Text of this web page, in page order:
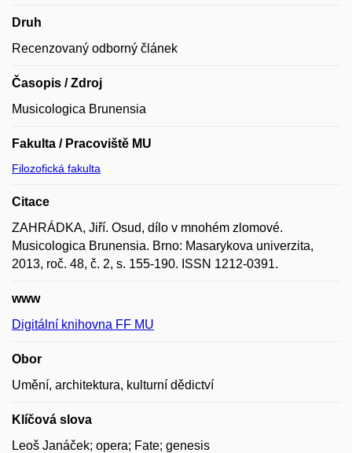
Druh
Recenzovaný odborný článek
Časopis / Zdroj
Musicologica Brunensia
Fakulta / Pracoviště MU
Filozofická fakulta
Citace
ZAHRÁDKA, Jiří. Osud, dílo v mnohém zlomové.
Musicologica Brunensia. Brno: Masarykova univerzita,
2013, roč. 48, č. 2, s. 155-190. ISSN 1212-0391.
www
Digitální knihovna FF MU
Obor
Umění, architektura, kulturní dědictví
Klíčová slova
Leoš Janáček; opera; Fate; genesis